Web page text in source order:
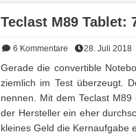
Teclast M89 Tablet:
6 Kommentare 28. Juli 2018
Gerade die convertible
ziemlich im Test überzeugt.
nennen. Mit dem Teclast
der Hersteller ein eher
kleines Geld die Kernaufgabe